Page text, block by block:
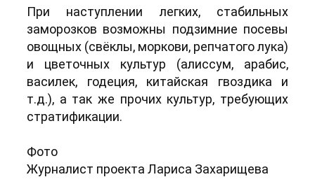
При наступлении легких, стабильных
заморозков возможны подзимние посевы
овощных (свёклы, моркови, репчатого лука)
и цветочных культур (алиссум, арабис,
василек, годеция, китайская гвоздика и
т.д.), а так же прочих культур, требующих
стратификации.
Фото
Журналист проекта Лариса Захарищева